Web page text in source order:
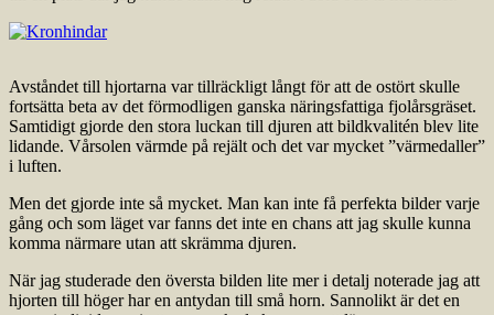
Avståndet till hjortarna var tillräckligt långt för att de ostört skulle
fortsätta beta av det förmodligen ganska näringsfattiga fjolårsgräset.
Samtidigt gjorde den stora luckan till djuren att bildkvalitén blev lite
lidande. Vårsolen värmde på rejält och det var mycket ”värmedaller”
i luften.
Men det gjorde inte så mycket. Man kan inte få perfekta bilder varje
gång och som läget var fanns det inte en chans att jag skulle kunna
komma närmare utan att skrämma djuren.
När jag studerade den översta bilden lite mer i detalj noterade jag att
hjorten till höger har en antydan till små horn. Sannolikt är det en